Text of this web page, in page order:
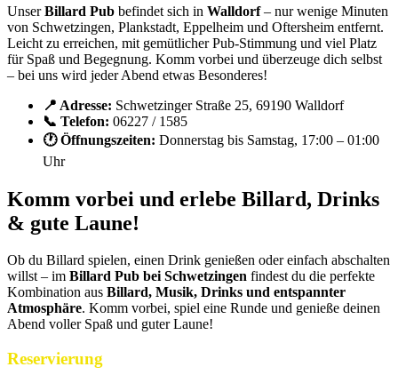
UnserBillard Pub befindet sich in Walldorf– nur wenige Minuten
von Schwetzingen, Plankstadt, Eppelheim und Oftersheim entfernt.
Leicht zu erreichen, mit gemütlicher Pub-Stimmung und viel Platz
für Spaß und Begegnung. Komm vorbei und überzeuge dich selbst
– bei uns wird jeder Abend etwas Besonderes!
📍 Adresse: Schwetzinger Straße 25, 69190 Walldorf
📞 Telefon: 06227 / 1585
🕐 Öffnungszeiten: Donnerstag bis Samstag, 17:00 – 01:00
Uhr
Komm vorbei und erlebe Billard, Drinks
& gute Laune!
Ob du Billard spielen, einen Drink genießen oder einfach abschalten
willst – im Billard Pub bei Schwetzingen findest du die perfekte
Kombination aus Billard, Musik, Drinks und entspannter
Atmosphäre. Komm vorbei, spiel eine Runde und genieße deinen
Abend voller Spaß und guter Laune!
Reservierung